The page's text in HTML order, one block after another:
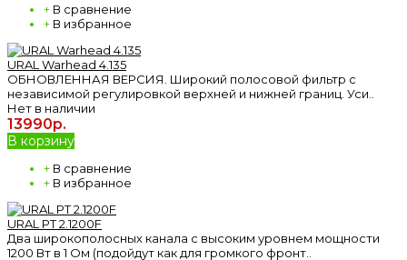
+ В сравнение
+ В избранное
URAL Warhead 4.135
ОБНОВЛЕННАЯ ВЕРСИЯ. Широкий полосовой фильтр с
независимой регулировкой верхней и нижней границ. Уси..
Нет в наличии
13990р.
В корзину
+ В сравнение
+ В избранное
URAL РT 2.1200F
Два широкополосных канала с высоким уровнем мощности
1200 Вт в 1 Ом (подойдут как для громкого фронт..